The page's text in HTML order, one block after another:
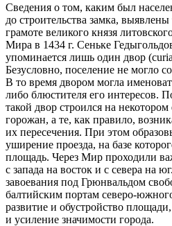
Сведения о том, каким был
до строительства замка,
грамоте великого князя
Мира в 1434 г. Сеньке
упоминается лишь один двор
Безусловно, поселение не могло
В то время двором могла
либо блюстителя его интересов.
такой двор строился на
горожан, а те, как правило,
их пересечения. При этом
уширение проезда, на базе
площадь. Через Мир проходили
с запада на восток и с севера на
завоевания под Грюнвальдом
балтийским портам северо-
развитие и обустройство
и усиление значимости города.